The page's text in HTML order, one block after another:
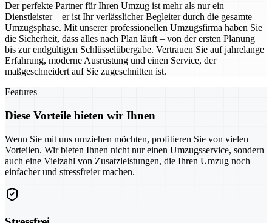
Der perfekte Partner für Ihren Umzug ist mehr als nur ein
Dienstleister – er ist Ihr verlässlicher Begleiter durch die gesamte
Umzugsphase. Mit unserer professionellen Umzugsfirma haben Sie
die Sicherheit, dass alles nach Plan läuft – von der ersten Planung
bis zur endgültigen Schlüsselübergabe. Vertrauen Sie auf jahrelange
Erfahrung, moderne Ausrüstung und einen Service, der
maßgeschneidert auf Sie zugeschnitten ist.
Features
Diese Vorteile bieten wir Ihnen
Wenn Sie mit uns umziehen möchten, profitieren Sie von vielen
Vorteilen. Wir bieten Ihnen nicht nur einen Umzugsservice, sondern
auch eine Vielzahl von Zusatzleistungen, die Ihren Umzug noch
einfacher und stressfreier machen.